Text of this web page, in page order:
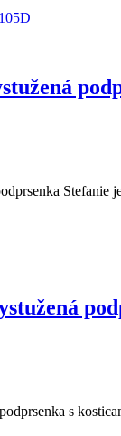
105D
Stefanie
s